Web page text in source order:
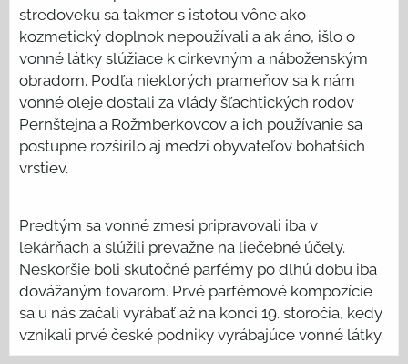
stredoveku sa takmer s istotou vône ako
kozmetický doplnok nepoužívali a ak áno, išlo o
vonné látky slúžiace k cirkevným a náboženským
obradom. Podľa niektorých prameňov sa k nám
vonné oleje dostali za vlády šľachtických rodov
Pernštejna a Rožmberkovcov a ich používanie sa
postupne rozšírilo aj medzi obyvateľov bohatších
vrstiev.
Predtým sa vonné zmesi pripravovali iba v
lekárňach a slúžili prevažne na liečebné účely.
Neskoršie boli skutočné parfémy po dlhú dobu iba
dovážaným tovarom. Prvé parfémové kompozície
sa u nás začali vyrábať až na konci 19. storočia, kedy
vznikali prvé české podniky vyrábajúce vonné látky.